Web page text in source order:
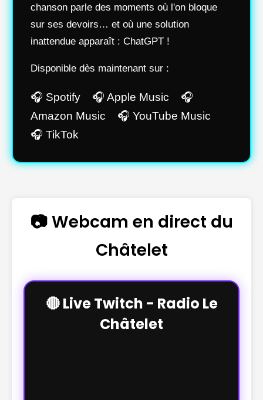
chanson parle des moments où l'on bloque
sur ses devoirs… et où une solution
inattendue apparaît : ChatGPT !
Disponible dès maintenant sur :
🎧 Spotify 🎧 Apple Music 🎧
Amazon Music 🎧 YouTube Music
🎧 TikTok
📷 Webcam en direct du
Châtelet
🔴 Live Twitch - Radio Le
Châtelet